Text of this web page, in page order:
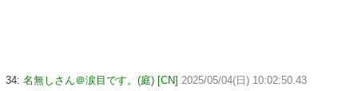
34: 名無しさん＠涙目です。(庭) [CN] 2025/05/04(日) 10:02:50.43